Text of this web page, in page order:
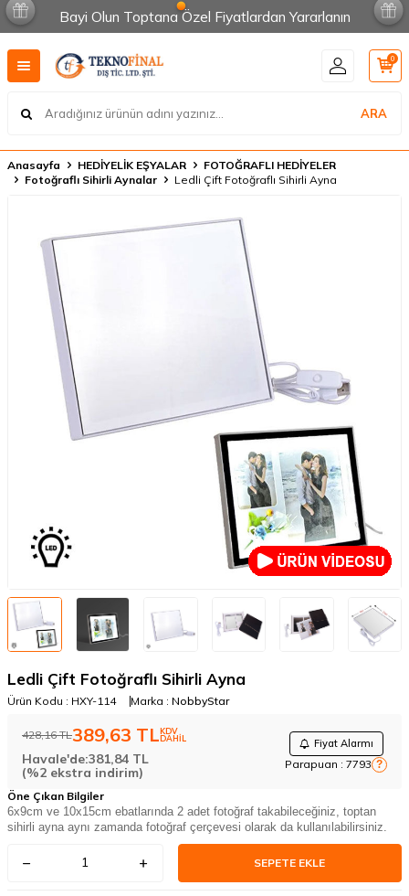
Bayi Olun Toptana Özel Fiyatlardan Yararlanın
ARA
0
Anasayfa HEDİYELİK EŞYALAR
FOTOĞRAFLI HEDİYELER
Fotoğraflı Sihirli Aynalar
Ledli Çift Fotoğraflı Sihirli Ayna
Ledli Çift Fotoğraflı Sihirli Ayna
Ürün Kodu : HXY-114 Marka : NobbyStar
428,16TL389,63 TLKDV
DAHİL Fiyat Alarmı
Parapuan : 7793 ?
Havale'de:381,84 TL
(%2 ekstra indirim)
Öne Çıkan Bilgiler
6x9cm ve 10x15cm ebatlarında 2 adet fotoğraf takabileceğiniz, toptan
sihirli ayna aynı zamanda fotoğraf çerçevesi olarak da kullanılabilirsiniz.
SEPETE EKLE